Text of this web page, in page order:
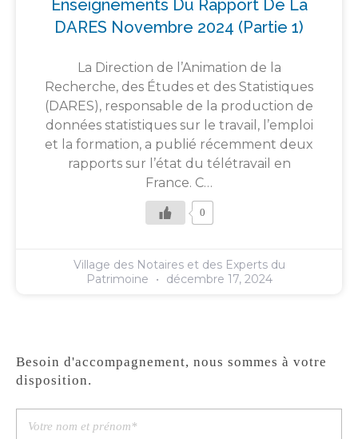
Enseignements Du Rapport De La
DARES Novembre 2024 (partie 1)
La Direction de l’Animation de la
Recherche, des Études et des Statistiques
(DARES), responsable de la production de
données statistiques sur le travail, l’emploi
et la formation, a publié récemment deux
rapports sur l’état du télétravail en
France. C…
0
Village des Notaires et des Experts du
Patrimoine
décembre 17, 2024
Besoin d'accompagnement, nous sommes à votre
disposition.